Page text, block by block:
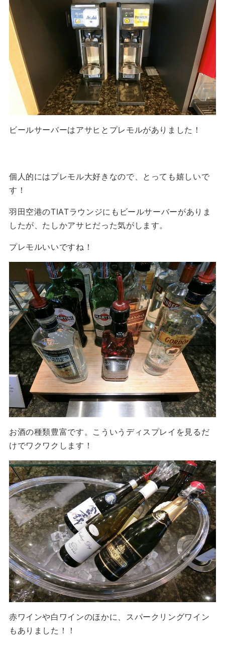
ビールサーバーはアサヒとプレモルがありました！
個人的にはプレモル大好きなので、とっても嬉しいで
す！
羽田空港のTIATラウンジにもビールサーバーがありま
したが、たしかアサヒだった気がします。
プレモルいいですね！
お酒の種類豊富です。こういうディスプレイを見るだ
けでワクワクします！
赤ワインや白ワインのほかに、スパークリングワイン
もありました！！